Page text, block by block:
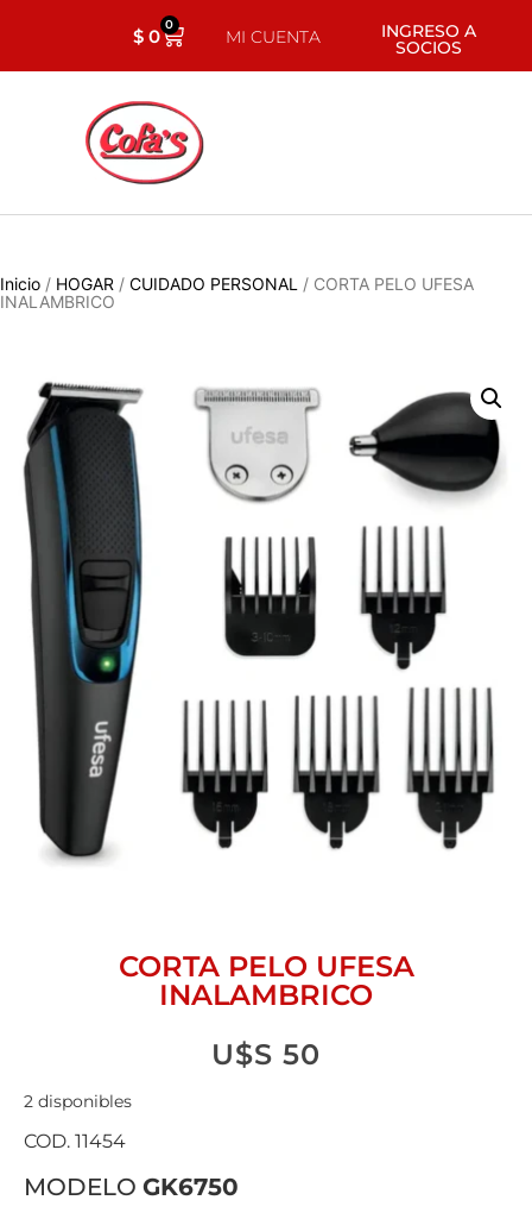
$0 0
MI CUENTA INGRESO A
SOCIOS
Inicio / HOGAR / CUIDADO PERSONAL / CORTA PELO UFESA
INALAMBRICO
CORTA PELO UFESA
INALAMBRICO
U$S 50
2 disponibles
COD. 11454
MODELO GK6750